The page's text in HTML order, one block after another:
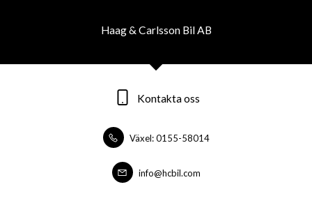
Haag & Carlsson Bil AB
Kontakta oss
Växel: 0155-58014
info@hcbil.com